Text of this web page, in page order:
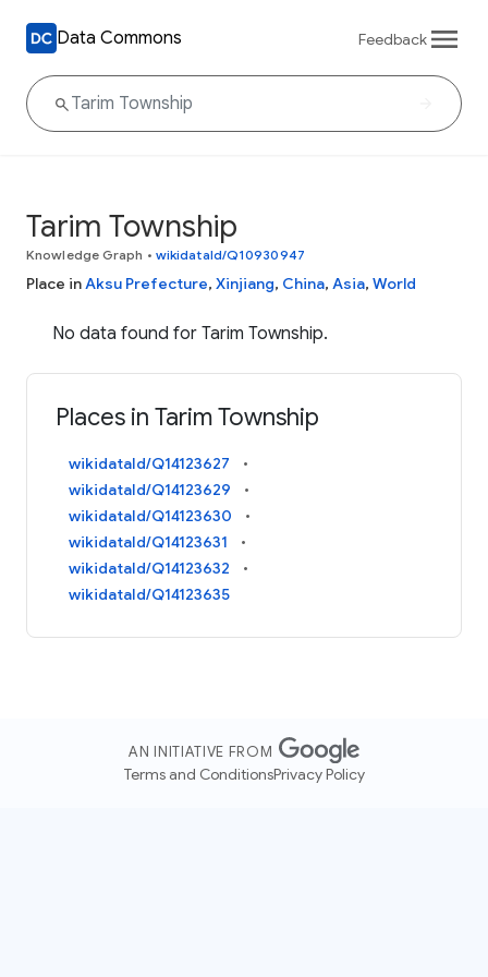
Data Commons Feedback
Tarim Township
Knowledge Graph • wikidataId/Q10930947
Place inAksu Prefecture, Xinjiang, China, Asia, World
No data found for Tarim Township.
Places in Tarim Township
wikidataId/Q14123627
wikidataId/Q14123629
wikidataId/Q14123630
wikidataId/Q14123631
wikidataId/Q14123632
wikidataId/Q14123635
AN INITIATIVE FROM
Terms and ConditionsPrivacy Policy